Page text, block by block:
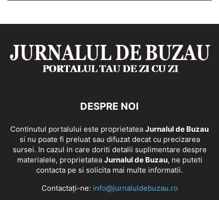
DESPRE NOI
Continutul portalului este proprietatea Jurnalul de Buzau
si nu poate fi preluat sau difuzat decat cu precizarea
sursei. In cazul in care doriti detalii suplimentare despre
materialele, proprietatea Jurnalul de Buzau, ne puteti
contacta pe si solicita mai multe informatii.
Contactați-ne: info@jurnaluldebuzau.ro